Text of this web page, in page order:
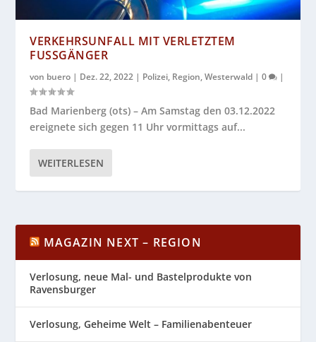
VERKEHRSUNFALL MIT VERLETZTEM
FUSSGÄNGER
von buero | Dez. 22, 2022 | Polizei, Region,Westerwald |0 |
Bad Marienberg (ots) – Am Samstag den 03.12.2022
ereignete sich gegen 11 Uhr vormittags auf...
WEITERLESEN
MAGAZIN NEXT – REGION
Verlosung, neue Mal- und Bastelprodukte von
Ravensburger
Verlosung, Geheime Welt – Familienabenteuer